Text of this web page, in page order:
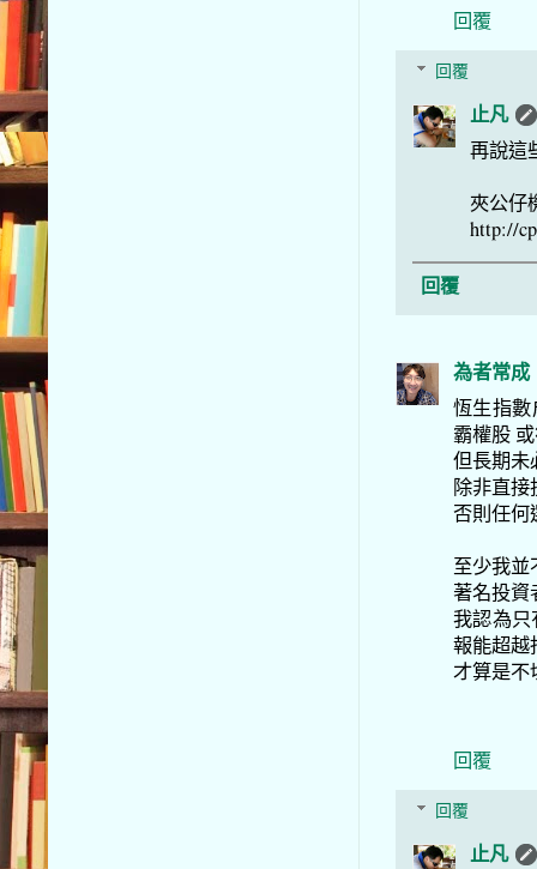
回覆
回覆
止凡
再說這
夾公仔
http://
回覆
為者常成
恆生指
霸權股
但長期未
除非直接
否則任何
至少我並
著名投資
我認為
報能超越
才算是不
回覆
回覆
止凡